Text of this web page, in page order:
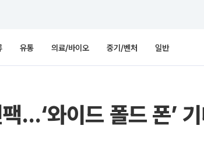
유통 의료/바이오 중기/벤처 일반
…‘와이드 폴드 폰’